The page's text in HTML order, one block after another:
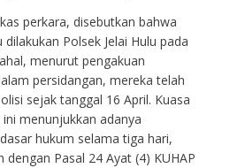
perkara, disebutkan bahwa
Polsek Jelai Hulu pada
menurut pengakuan
persidangan, mereka telah
sejak tanggal 16 April. Kuasa
menunjukkan adanya
hukum selama tiga hari,
dengan Pasal 24 Ayat (4) KUHAP